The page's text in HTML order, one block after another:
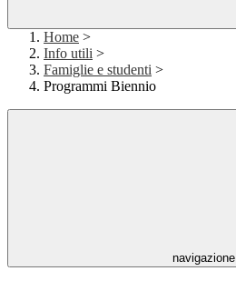
Home >
Info utili >
Famiglie e studenti >
Programmi Biennio
navigazione